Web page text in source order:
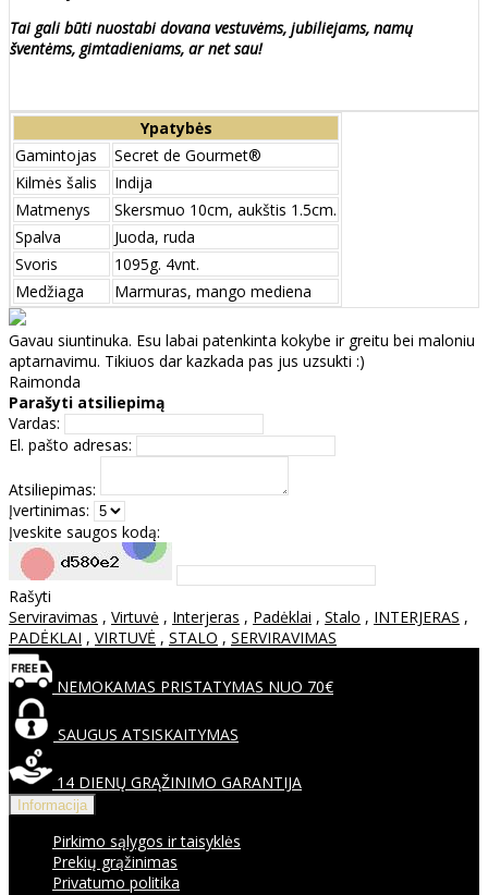
Tai gali būti nuostabi dovana vestuvėms, jubiliejams, namų
šventėms, gimtadieniams, ar net sau!
Ypatybės
Gamintojas
Secret de Gourmet®
Kilmės šalis
Indija
Matmenys
Skersmuo 10cm, aukštis 1.5cm.
Spalva
Juoda, ruda
Svoris
1095g. 4vnt.
Medžiaga
Marmuras, mango mediena
Gavau siuntinuka. Esu labai patenkinta kokybe ir greitu bei maloniu
aptarnavimu. Tikiuos dar kazkada pas jus uzsukti :)
Raimonda
Parašyti atsiliepimą
Vardas:
El. pašto adresas:
Atsiliepimas:
Įvertinimas:
Įveskite saugos kodą:
Rašyti
Serviravimas , Virtuvė , Interjeras , Padėklai , Stalo , INTERJERAS ,
PADĖKLAI , VIRTUVĖ , STALO , SERVIRAVIMAS
NEMOKAMAS PRISTATYMAS NUO 70€
SAUGUS ATSISKAITYMAS
14 DIENŲ GRĄŽINIMO GARANTIJA
Informacija
Pirkimo sąlygos ir taisyklės
Prekių grąžinimas
Privatumo politika